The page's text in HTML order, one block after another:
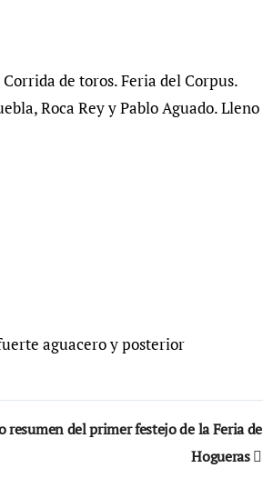
de toros. Feria del Corpus.
Roca Rey y Pablo Aguado. Lleno
aguacero y posterior
resumen del primer festejo de la Feria de
Hogueras